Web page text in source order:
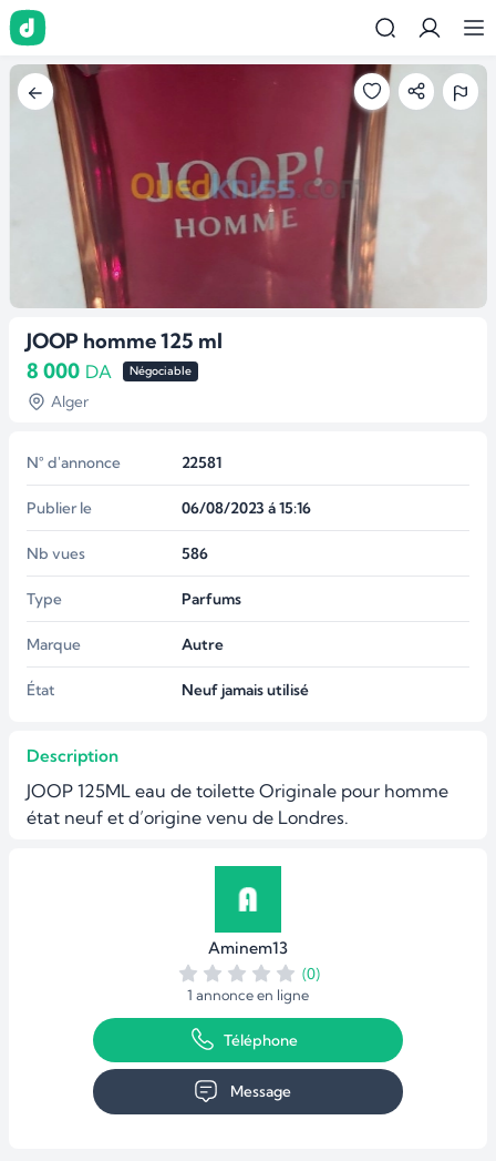
JOOP homme 125 ml
8 000 DA Négociable
Alger
N° d'annonce 22581
Publier le 06/08/2023 á 15:16
Nb vues 586
Type Parfums
Marque Autre
État Neuf jamais utilisé
Description
JOOP 125ML eau de toilette Originale pour homme
état neuf et d’origine venu de Londres.
Aminem13
(0)
1 annonce en ligne
Téléphone
Message